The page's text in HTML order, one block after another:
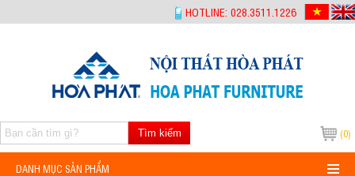
HOTLINE: 028.3511.1226
(0)
Tìm kiếm
DANH MỤC SẢN PHẨM